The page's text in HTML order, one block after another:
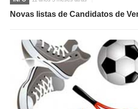
Novas listas de Candidatos de